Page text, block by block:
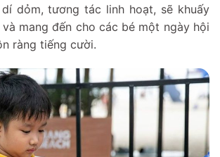
dỏm, tương tác linh hoạt, sẽ khuấy
mang đến cho các bé một ngày hội
ràng tiếng cười.